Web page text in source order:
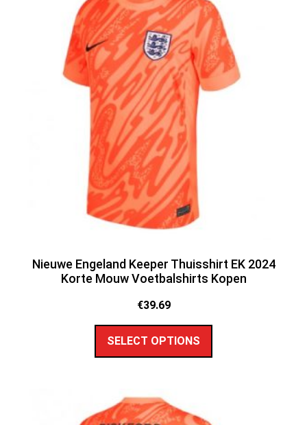
Nieuwe Engeland Keeper Thuisshirt EK 2024
Korte Mouw Voetbalshirts Kopen
€39.69
SELECT OPTIONS